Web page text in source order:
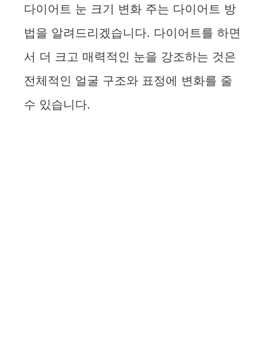
다이어트 눈 크기 변화 주는 다이어트 방
법을 알려드리겠습니다. 다이어트를 하면
서 더 크고 매력적인 눈을 강조하는 것은
전체적인 얼굴 구조와 표정에 변화를 줄
수 있습니다.